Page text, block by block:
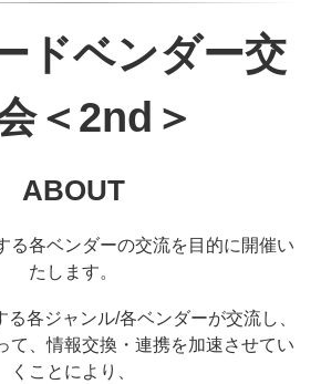
ドベンダー交
＜2nd＞
ABOUT
る各ベンダーの交流を目的に開催い
たします。
る各ジャンル/各ベンダーが交流し、
て、情報交換・連携を加速させてい
くことにより、